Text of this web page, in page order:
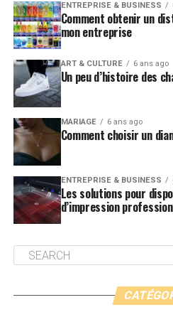
ENTREPRISE & BUSINESS
Comment obtenir un
mon entreprise
ART & CULTURE 6 ans ago
Un peu d’histoire des
MARIAGE 6 ans ago
Comment choisir un
ENTREPRISE & BUSINESS
Les solutions pour
d’impression